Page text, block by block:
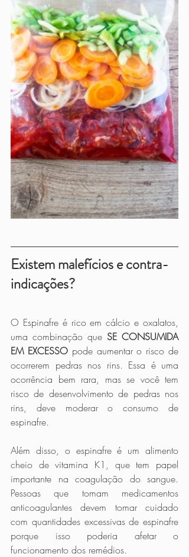
Existem malefícios e contra-
indicações?
O Espinafre é rico em cálcio e oxalatos,
uma combinação que SE CONSUMIDA
EM EXCESSO pode aumentar o risco de
ocorrerem pedras nos rins. Essa é uma
ocorrência bem rara, mas se você tem
risco de desenvolvimento de pedras nos
rins, deve moderar o consumo de
espinafre.
Além disso, o espinafre é um alimento
cheio de vitamina K1, que tem papel
importante na coagulação do sangue.
Pessoas que tomam medicamentos
anticoagulantes devem tomar cuidado
com quantidades excessivas de espinafre
porque isso poderia afetar o
funcionamento dos remédios.